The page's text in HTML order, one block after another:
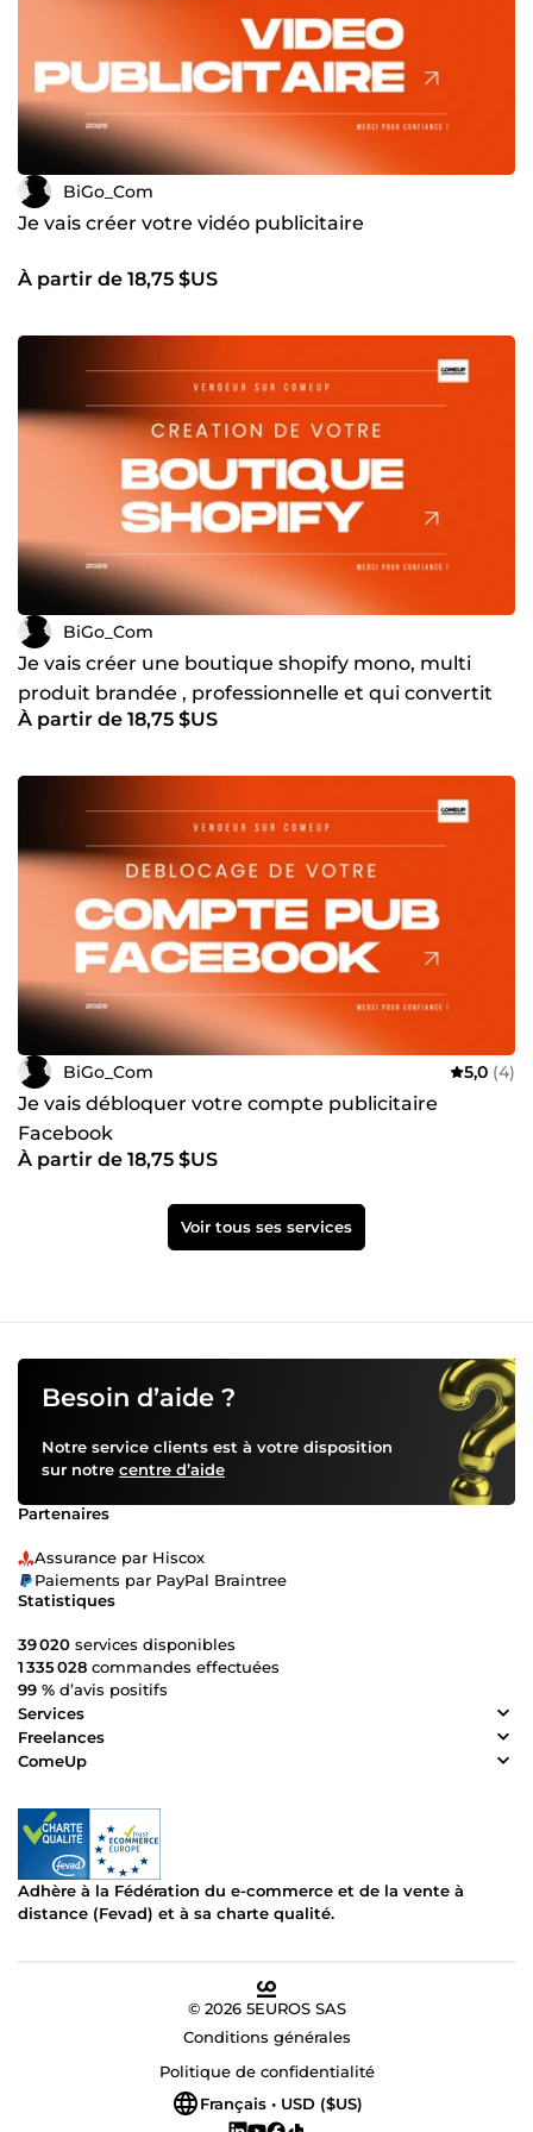
BiGo_Com
Je vais créer votre vidéo publicitaire
À partir de 18,75 $US
BiGo_Com
Je vais créer une boutique shopify mono, multi
produit brandée , professionnelle et qui convertit
À partir de 18,75 $US
BiGo_Com 5,0 (4)
Je vais débloquer votre compte publicitaire
Facebook
À partir de 18,75 $US
Voir tous ses services
Besoin d’aide ?
Notre service clients est à votre disposition
sur notre centre d’aide
Partenaires
Assurance par Hiscox
Paiements par PayPal Braintree
Statistiques
39 020 services disponibles
1 335 028 commandes effectuées
99 % d’avis positifs
Services
Freelances
ComeUp
Adhère à la Fédération du e-commerce et de la vente à
distance (Fevad) et à sa charte qualité.
© 2026 5EUROS SAS
Conditions générales
Politique de confidentialité
Français • USD ($US)